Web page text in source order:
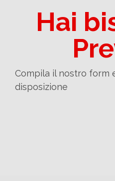
Hai
Compila il nostro form
disposizione